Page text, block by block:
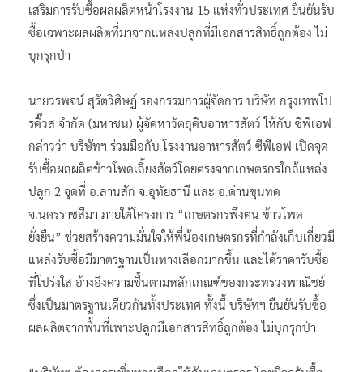
เสริมการรับซื้อผลผลิตหน้าโรงงาน 15 แห่งทั่วประเทศ ยืนยันรับ
ซื้อเฉพาะผลผลิตที่มาจากแหล่งปลูกที่มีเอกสารสิทธิ์ถูกต้อง ไม่
บุกรุกป่า
นายวรพจน์ สุรัตวิศิษฏ์ รองกรรมการผู้จัดการ บริษัท กรุงเทพโป
รดิ๊วส จำกัด (มหาชน) ผู้จัดหาวัตถุดิบอาหารสัตว์ ให้กับ ซีพีเอฟ
กล่าวว่า บริษัทฯ ร่วมมือกับ โรงงานอาหารสัตว์ ซีพีเอฟ เปิดจุด
รับซื้อผลผลิตข้าวโพดเลี้ยงสัตว์โดยตรงจากเกษตรกรใกล้แหล่ง
ปลูก 2 จุดที่ อ.ลานสัก จ.อุทัยธานี และ อ.ด่านขุนทด
จ.นครราชสีมา ภายใต้โครงการ “เกษตรกรพึ่งตน ข้าวโพด
ยั่งยืน” ช่วยสร้างความมั่นใจให้พี่น้องเกษตรกรที่กำลังเก็บเกี่ยวมี
แหล่งรับซื้อมีมาตรฐานเป็นทางเลือกมากขึ้น และได้ราคารับซื้อ
ที่โปร่งใส อ้างอิงความชื้นตามหลักเกณฑ์ของกระทรวงพาณิชย์
ซึ่งเป็นมาตรฐานเดียวกันทั้งประเทศ ทั้งนี้ บริษัทฯ ยืนยันรับซื้อ
ผลผลิตจากพื้นที่เพาะปลูกมีเอกสารสิทธิ์ถูกต้อง ไม่บุกรุกป่า